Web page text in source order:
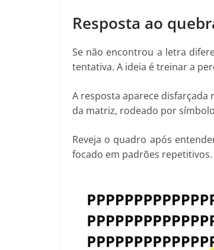
Resposta ao
Se não encontrou a letra
tentativa. A ideia é treinar a
A resposta aparece
da matriz, rodeado por
Reveja o quadro após
focado em padrões repetitivos.